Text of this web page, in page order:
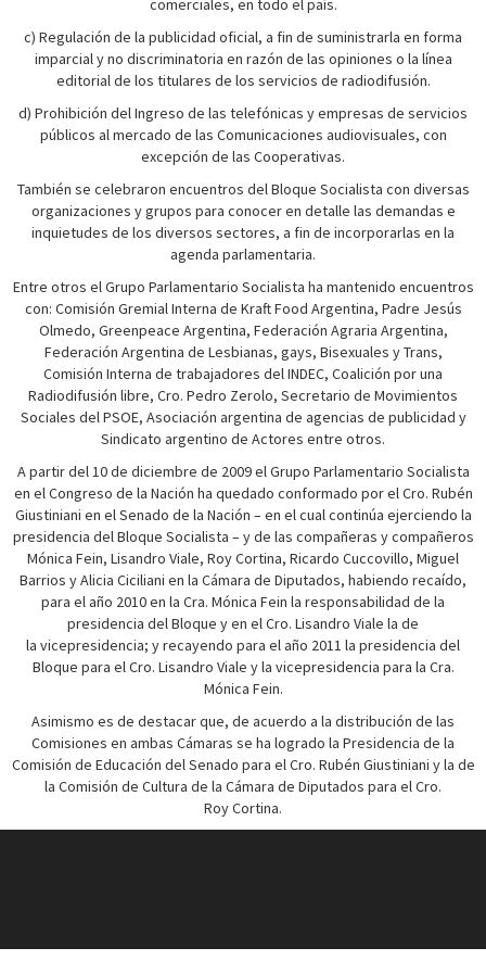
comerciales, en todo el país.
c) Regulación de la publicidad oficial, a fin de suministrarla en forma
imparcial y no discriminatoria en razón de las opiniones o la línea
editorial de los titulares de los servicios de radiodifusión.
d) Prohibición del Ingreso de las telefónicas y empresas de servicios
públicos al mercado de las Comunicaciones audiovisuales, con
excepción de las Cooperativas.
También se celebraron encuentros del Bloque Socialista con diversas
organizaciones y grupos para conocer en detalle las demandas e
inquietudes de los diversos sectores, a fin de incorporarlas en la
agenda parlamentaria.
Entre otros el Grupo Parlamentario Socialista ha mantenido encuentros
con: Comisión Gremial Interna de Kraft Food Argentina, Padre Jesús
Olmedo, Greenpeace Argentina, Federación Agraria Argentina,
Federación Argentina de Lesbianas, gays, Bisexuales y Trans,
Comisión Interna de trabajadores del INDEC, Coalición por una
Radiodifusión libre, Cro. Pedro Zerolo, Secretario de Movimientos
Sociales del PSOE, Asociación argentina de agencias de publicidad y
Sindicato argentino de Actores entre otros.
A partir del 10 de diciembre de 2009 el Grupo Parlamentario Socialista
en el Congreso de la Nación ha quedado conformado por el Cro. Rubén
Giustiniani en el Senado de la Nación – en el cual continúa ejerciendo la
presidencia del Bloque Socialista – y de las compañeras y compañeros
Mónica Fein, Lisandro Viale, Roy Cortina, Ricardo Cuccovillo, Miguel
Barrios y Alicia Ciciliani en la Cámara de Diputados, habiendo recaído,
para el año 2010 en la Cra. Mónica Fein la responsabilidad de la
presidencia del Bloque y en el Cro. Lisandro Viale la de
la vicepresidencia; y recayendo para el año 2011 la presidencia del
Bloque para el Cro. Lisandro Viale y la vicepresidencia para la Cra.
Mónica Fein.
Asimismo es de destacar que, de acuerdo a la distribución de las
Comisiones en ambas Cámaras se ha logrado la Presidencia de la
Comisión de Educación del Senado para el Cro. Rubén Giustiniani y la de
la Comisión de Cultura de la Cámara de Diputados para el Cro.
Roy Cortina.